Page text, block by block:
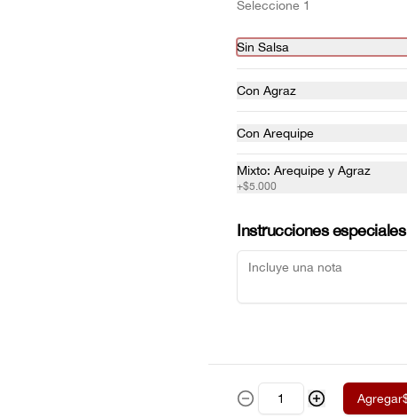
Sopa de tortilla mexicana
La receta original de Lupita: Caldo
natural de tomate acompañado de
crema, aguacate y tortillas.
$26.000
Seleccione 1
Sin Salsa
Con Agraz
Con Arequipe
Mixto: Arequipe y Agraz
+$5.000
Instrucciones especiales
Agregar